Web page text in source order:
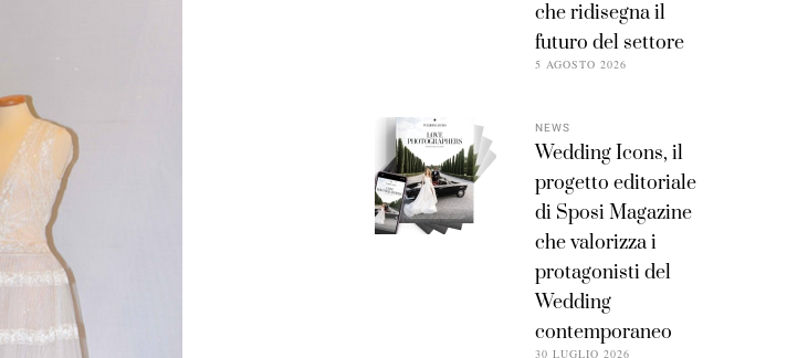
che ridisegna il
futuro del settore
5 AGOSTO 2026
NEWS
Wedding Icons, il
progetto editoriale
di Sposi Magazine
che valorizza i
protagonisti del
Wedding
contemporaneo
30 LUGLIO 2026